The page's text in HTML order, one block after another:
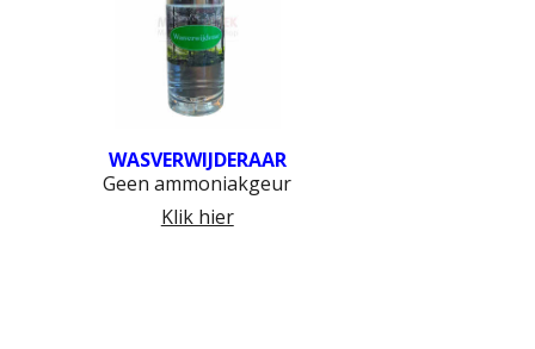
WASVERWIJDERAAR
Geen ammoniakgeur
Klik hier